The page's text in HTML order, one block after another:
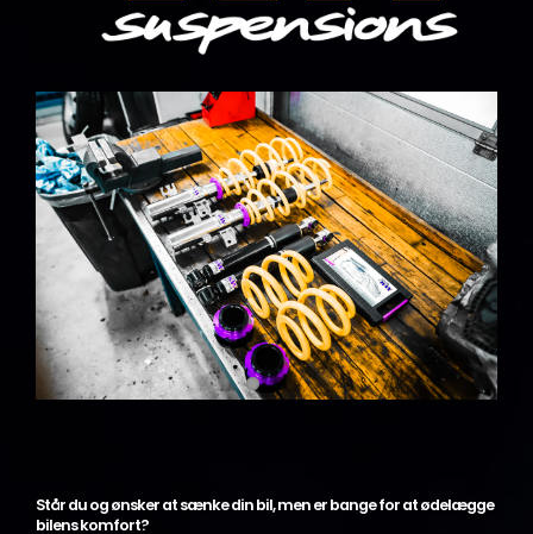
Står du og ønsker at sænke din bil, men er bange for at ødelægge
bilens komfort?